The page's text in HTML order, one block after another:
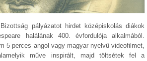
pályázatot hirdet középiskolás diákok
halálának 400. évfordulója alkalmából.
5 perces angol vagy magyar nyelvű videofilmet,
műve inspirált, majd töltsétek fel a